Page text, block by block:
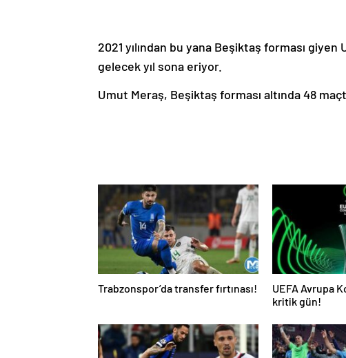
2021 yılından bu yana Beşiktaş forması
gelecek yıl sona eriyor.
Umut Meraş, Beşiktaş forması altında 48
Trabzonspor’da transfer fırtınası!
UEFA Avrupa
kritik gün!